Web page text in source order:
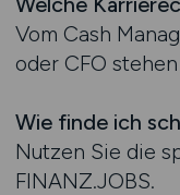
Vom Cash
oder CFO
Wie finde ich
Nutzen Sie die
FINANZ.JOBS.